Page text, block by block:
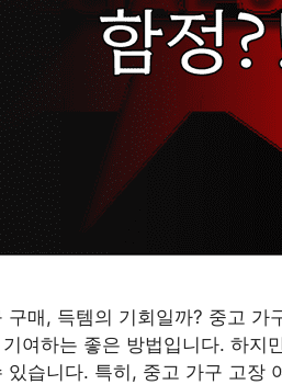
구매, 득템의 기회일까? 중고 가
여하는 좋은 방법입니다. 하지
있습니다. 특히, 중고 가구 고장